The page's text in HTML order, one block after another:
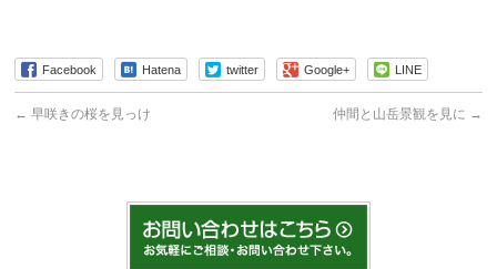
Facebook Hatena twitter Google+ LINE
← 早咲きの桜を見っけ 仲間と山岳景観を見に →